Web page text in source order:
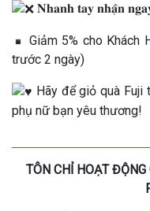
𝐍𝐡𝐚𝐧𝐡 𝐭𝐚𝐲 𝐧𝐡𝐚̣̂𝐧
Giảm 5% cho
trước 2 ngày)
Hãy để giỏ quà
phụ nữ bạn yêu thương!
TÔN CHỈ HOẠT ĐỘNG